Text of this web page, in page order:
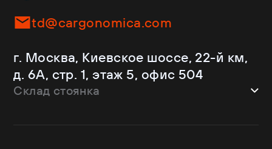
Самосвалы
Ломовозы
С кониками
Рефрижераторы
JAC
Kassbohrer
Krone
Mercedes-Benz
Schmitz Cargobull
Shacman
td@cargonomica.com
г. Москва, Киевское шоссе, 22-й км,
д. 6А, стр. 1, этаж 5, офис 504
Склад стоянка